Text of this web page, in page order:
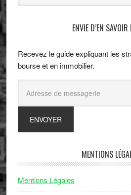
ENVIE D’EN
Recevez le guide expliquant les
bourse et en immobilier.
MENTIONS
Mentions Légales